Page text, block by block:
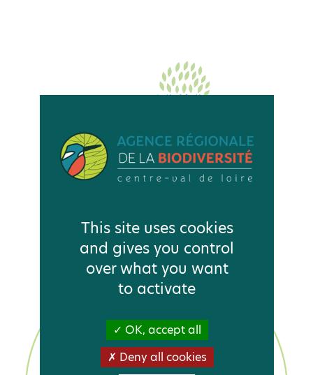
This site uses cookies
and gives you control
over what you want
to activate
OK, accept all
Deny all cookies